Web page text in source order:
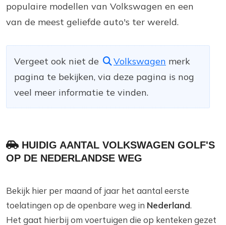
populaire modellen van Volkswagen en een
van de meest geliefde auto's ter wereld.
Vergeet ook niet de Volkswagen merk
pagina te bekijken, via deze pagina is nog
veel meer informatie te vinden.
HUIDIG AANTAL VOLKSWAGEN GOLF'S
OP DE NEDERLANDSE WEG
Bekijk hier per maand of jaar het aantal eerste
toelatingen op de openbare weg in Nederland.
Het gaat hierbij om voertuigen die op kenteken gezet